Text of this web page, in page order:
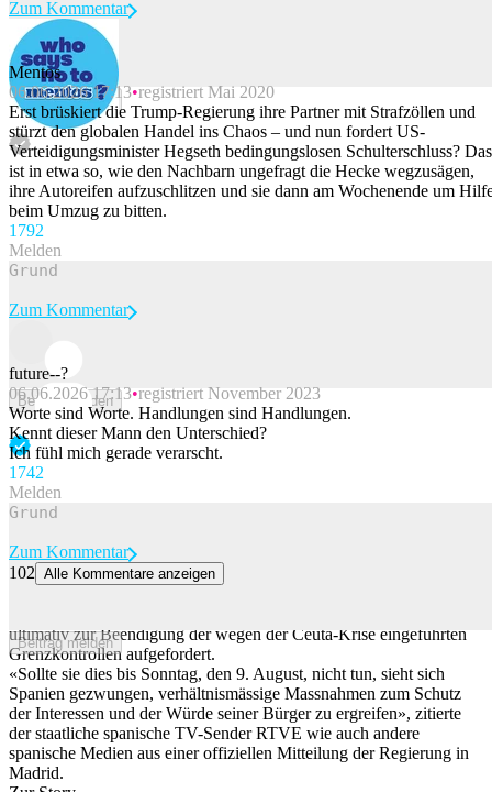
Beitrag melden
Zum Kommentar
Mentos
06.06.2026 17:13 registriert Mai 2020
Erst brüskiert die Trump-Regierung ihre Partner mit Strafzöllen und
stürzt den globalen Handel ins Chaos – und nun fordert US-
Verteidigungsminister Hegseth bedingungslosen Schulterschluss? Das
ist in etwa so, wie den Nachbarn ungefragt die Hecke wegzusägen,
ihre Autoreifen aufzuschlitzen und sie dann am Wochenende um
beim Umzug zu bitten.
1792
Melden
Beitrag melden
Zum Kommentar
future--?
06.06.2026 17:13 registriert November 2023
Worte sind Worte. Handlungen sind Handlungen.
Kennt dieser Mann den Unterschied?
Ich fühl mich gerade verarscht.
1742
Melden
Beitrag melden
Zum Kommentar
102 Alle Kommentare anzeigen
ultimativ zur Beendigung der wegen der Ceuta-Krise eingeführten
Grenzkontrollen aufgefordert.
«Sollte sie dies bis Sonntag, den 9. August, nicht tun, sieht sich
Spanien gezwungen, verhältnismässige Massnahmen zum Schutz
der Interessen und der Würde seiner Bürger zu ergreifen», zitierte
der staatliche spanische TV-Sender RTVE wie auch andere
spanische Medien aus einer offiziellen Mitteilung der Regierung in
Madrid.